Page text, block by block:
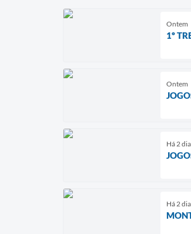
Ontem
1º
Ontem
Há 2
Há 2